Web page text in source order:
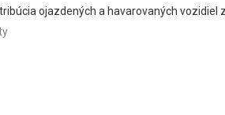
ojazdených a havarovaných vozidiel